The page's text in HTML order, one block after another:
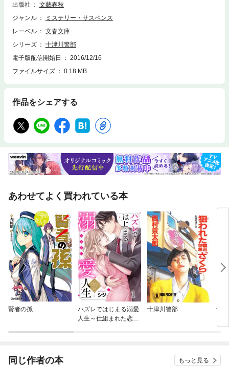
てメリケンパークと呼ばれているのでしょうか？ Ｑ兵庫県尼崎市の杭瀬東
墓地には、残念さんと呼ばれる墓があります。これは、どんな人の墓でし
出版社
文藝春秋
ジャンル
ミステリー・サスペンス
レーベル
文春文庫
シリーズ
十津川警部
電子版配信開始日
2016/12/16
ファイルサイズ
0.18 MB
作品をシェアする
あわせてよく買われている本
賢者の孫
ハズレではじまる溺愛
人生～仕組まれた恋の
十津川警部
十
同じ作者の本 もっと見る